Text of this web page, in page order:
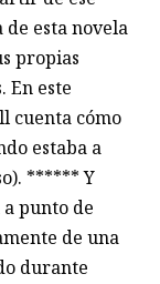
esta novela
propias
En este
cuenta cómo
estaba a
****** Y
punto de
de una
durante